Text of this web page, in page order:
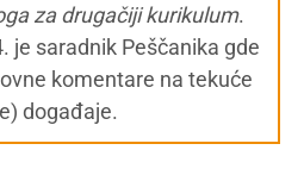
za drugačiji kurikulum.
je saradnik Peščanika gde
komentare na tekuće
događaje.